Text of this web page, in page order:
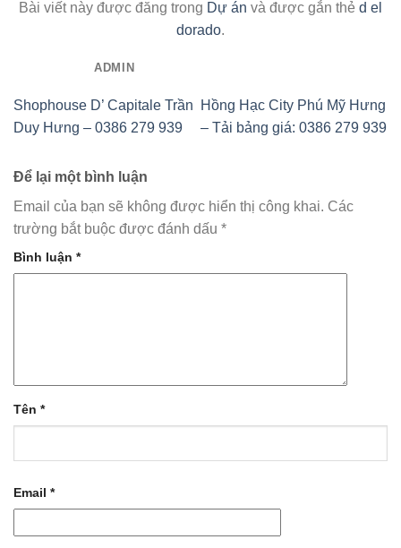
Bài viết này được đăng trong Dự án và được gắn thẻ d el
dorado.
ADMIN
Shophouse D’ Capitale Trần
Duy Hưng – 0386 279 939
Hồng Hạc City Phú Mỹ Hưng
– Tải bảng giá: 0386 279 939
Để lại một bình luận
Email của bạn sẽ không được hiển thị công khai. Các
trường bắt buộc được đánh dấu *
Bình luận *
Tên *
Email *